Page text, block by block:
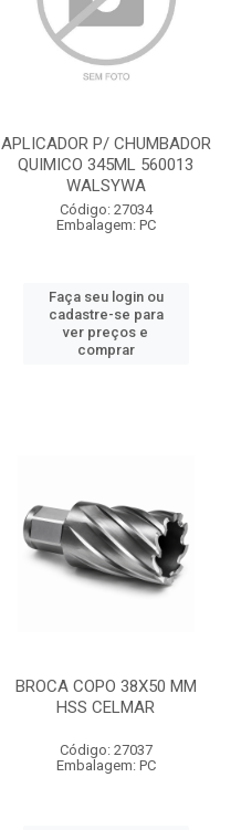
APLICADOR P/ CHUMBADOR
QUIMICO 345ML 560013
WALSYWA
Código: 27034
Embalagem: PC
Faça seu login ou
cadastre-se para
ver preços e
comprar
BROCA COPO 38X50 MM
HSS CELMAR
Código: 27037
Embalagem: PC